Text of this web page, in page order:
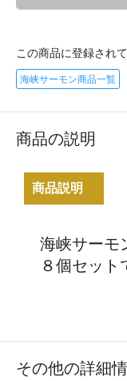
この商品に登録され
海峡サーモン商品一覧
商品の説明
商品説明
海峡サーモ
８個セット
その他の詳細